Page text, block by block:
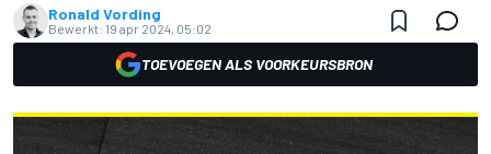
Ronald Vording
Bewerkt: 19 apr 2024, 05:02
TOEVOEGEN ALS VOORKEURSBRON